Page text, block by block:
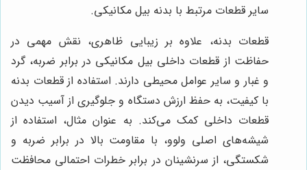
سایر قطعات مرتبط با بدنه بیل مکانیکی.
قطعات بدنه، علاوه بر زیبایی ظاهری، نقش مهمی در
حفاظت از قطعات داخلی بیل مکانیکی در برابر ضربه، گرد
و غبار و سایر عوامل محیطی دارند. استفاده از قطعات بدنه
با کیفیت، به حفظ ارزش دستگاه و جلوگیری از آسیب دیدن
قطعات داخلی کمک می‌کند. به عنوان مثال، استفاده از
شیشه‌های اصلی ولوو، با مقاومت بالا در برابر ضربه و
شکستگی، از سرنشینان در برابر خطرات احتمالی محافظت